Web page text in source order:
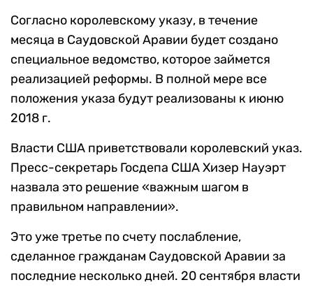
Согласно королевскому указу, в течение
месяца в Саудовской Аравии будет создано
специальное ведомство, которое займется
реализацией реформы. В полной мере все
положения указа будут реализованы к июню
2018 г.
Власти США приветствовали королевский указ.
Пресс-секретарь Госдепа США Хизер Науэрт
назвала это решение «важным шагом в
правильном направлении».
Это уже третье по счету послабление,
сделанное гражданам Саудовской Аравии за
последние несколько дней. 20 сентября власти